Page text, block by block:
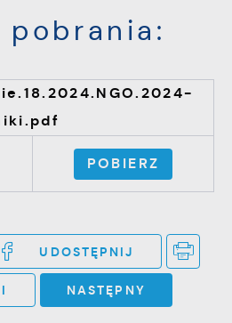
POBIERZ
UDOSTĘPNIJ
NASTĘPNY